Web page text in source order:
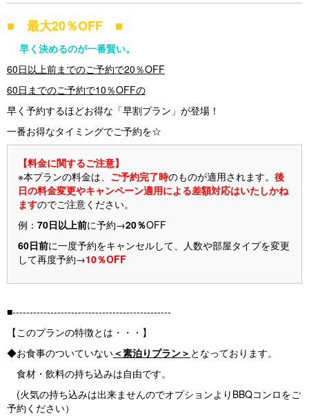
■ 最大20％OFF ■
早く決めるのが一番賢い。
60日以上前までのご予約で20％OFF
60日までのご予約で10％OFFの
早く予約するほどお得な「早割プラン」が登場！
一番お得なタイミングでご予約を☆
【料金に関するご注意】
※本プランの料金は、 ご予約完了時のものが適用されます。 後
日の料金変更やキャンペーン適用による差額対応はいたしかね
ますのでご注意ください。
例： 70日以上前に予約→20％OFF
60日前に一度予約をキャンセルして、人数や部屋タイプを変更
して再度予約→10％OFF
■----------------------------------------------
【このプランの特徴とは・・・】
◆お食事のついていない＜素泊りプラン＞ となっております。
食材・飲料の持ち込みは自由です。
(火気の持ち込みは出来ませんのでオプションよりBBQコンロをご
予約ください）